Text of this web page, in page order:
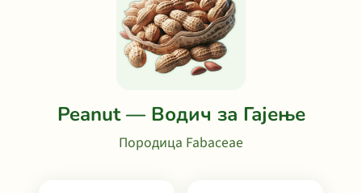
Peanut — Водич за Гајење
Породица Fabaceae